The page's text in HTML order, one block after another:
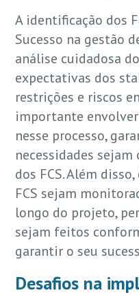
A identificação dos
Sucesso na gestão
análise cuidadosa
expectativas dos
restrições e riscos
importante
nesse processo,
necessidades
dos FCS. Além
FCS sejam
longo do projeto,
sejam feitos
garantir o seu
Desafios na